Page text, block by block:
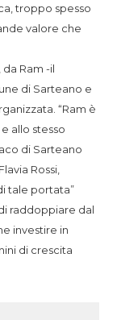
troppo spesso
valore che
Ram -il
di Sarteano e
“Ram è
allo stesso
di Sarteano
Rossi,
tale portata”
raddoppiare dal
investire in
di crescita